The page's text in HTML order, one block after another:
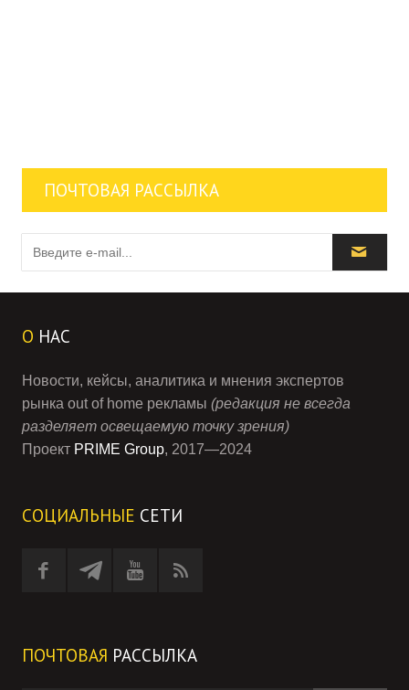
ПОЧТОВАЯ РАССЫЛКА
О НАС
Новости, кейсы, аналитика и мнения экспертов
рынка out of home рекламы (редакция не всегда
разделяет освещаемую точку зрения)
Проект PRIME Group, 2017—2024
СОЦИАЛЬНЫЕ СЕТИ
ПОЧТОВАЯ РАССЫЛКА